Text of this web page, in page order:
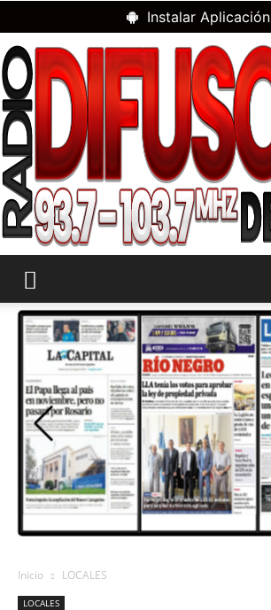
Instalar Aplicación
DIFUSORA
DEL
VALLE
Inicio LOCALES
LOCALES